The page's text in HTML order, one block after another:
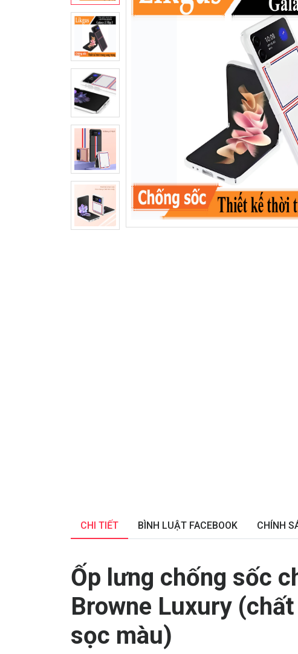
CHI TIẾT BÌNH LUẬT FACEBOOK CHÍNH
Ốp lưng chống sốc
Browne Luxury
sọc màu)